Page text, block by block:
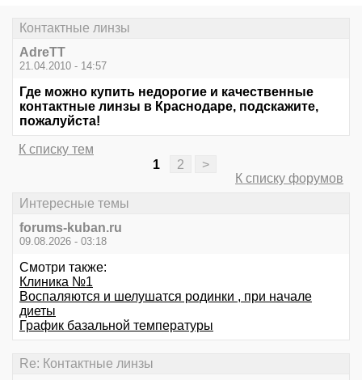
Контактные линзы
AdreTT
21.04.2010 - 14:57
Где можно купить недорогие и качественные
контактные линзы в Краснодаре, подскажите,
пожалуйста!
К списку тем
1
2
>
К списку форумов
Интересные темы
forums-kuban.ru
09.08.2026 - 03:18
Смотри также:
Клиника №1
Воспаляются и шелушатся родинки , при начале
диеты
График базальной температуры
Re: Контактные линзы